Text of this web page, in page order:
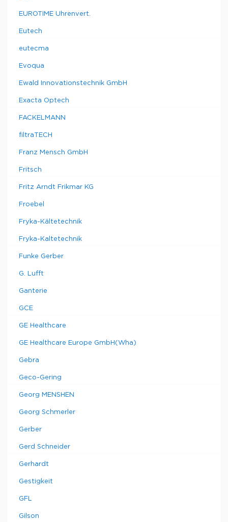
EUROTIME Uhrenvert.
Eutech
eutecma
Evoqua
Ewald Innovationstechnik GmbH
Exacta Optech
FACKELMANN
filtraTECH
Franz Mensch GmbH
Fritsch
Fritz Arndt Frikmar KG
Froebel
Fryka-Kältetechnik
Fryka-Kaltetechnik
Funke Gerber
G. Lufft
Ganterie
GCE
GE Healthcare
GE Healthcare Europe GmbH(Wha)
Gebra
Geco-Gering
Georg MENSHEN
Georg Schmerler
Gerber
Gerd Schneider
Gerhardt
Gestigkeit
GFL
Gilson